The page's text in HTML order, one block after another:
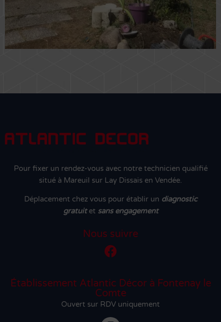
Pour fixer un rendez-vous avec notre technicien qualifié
situé à Mareuil sur Lay Dissais en Vendée.
Déplacement chez vous pour établir un diagnostic
gratuitet sans engagement
Nous suivre
Établissement Atlantic Décor à Fontenay le
Comte
Ouvert sur RDV uniquement